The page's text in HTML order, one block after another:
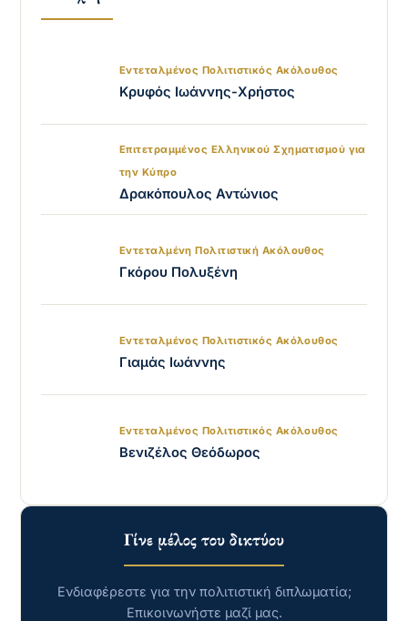
Εντεταλμένος Πολιτιστικός Ακόλουθος
Κρυφός Ιωάννης-Χρήστος
Επιτετραμμένος Ελληνικού Σχηματισμού για
την Κύπρο
Δρακόπουλος Αντώνιος
Εντεταλμένη Πολιτιστική Ακόλουθος
Γκόρου Πολυξένη
Εντεταλμένος Πολιτιστικός Ακόλουθος
Γιαμάς Ιωάννης
Εντεταλμένος Πολιτιστικός Ακόλουθος
Βενιζέλος Θεόδωρος
Γίνε μέλος του δικτύου
Ενδιαφέρεστε για την πολιτιστική διπλωματία;
Επικοινωνήστε μαζί μας.